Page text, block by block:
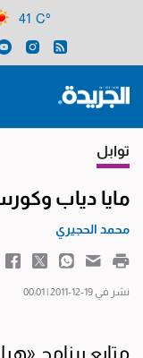
41 C°
توابل
مايا دياب
محمد الحجيري
نشر في 19-12-2011 | 00:01
متابع برنامج